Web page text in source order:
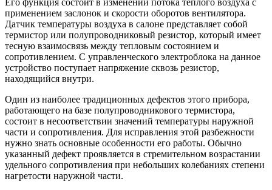
применением заслонок и скорости оборотов вентилятора.
Датчик температуры воздуха в салоне представляет собой
термистор или полупроводниковый резистор, который имеет
тесную взаимосвязь между тепловым состоянием и
сопротивлением. С управленческого электроблока на данное
устройство поступает напряжение сквозь резистор,
находящийся внутри.
Один из наиболее традиционных дефектов этого прибора,
работающего на базе полупроводникового термистора,
состоит в несоответствии значений температуры наружной
части и сопротивления. Для исправления этой разбежности
нужно знать основные особенности его работы. Обычно
указанный дефект проявляется в стремительном возрастании
удельного сопротивления при небольших колебаниях степени
нагретости наружной части.